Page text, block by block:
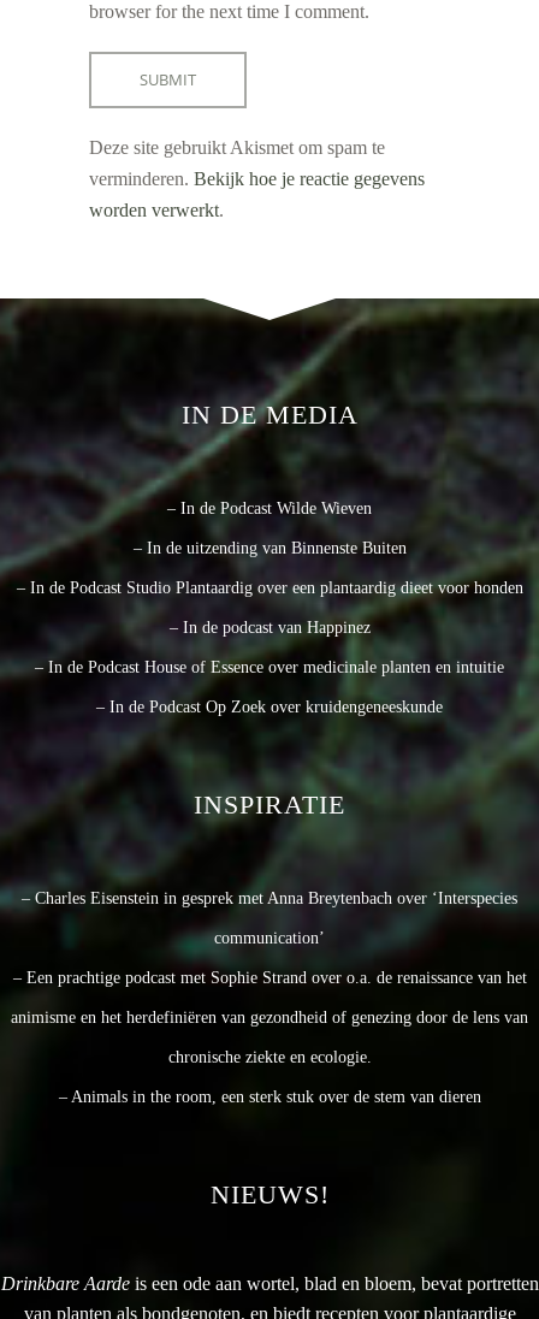
browser for the next time I comment.
Deze site gebruikt Akismet om spam te
verminderen. Bekijk hoe je reactie gegevens
worden verwerkt.
IN DE MEDIA
– In de Podcast Wilde Wieven
– In de uitzending van Binnenste Buiten
– In de Podcast Studio Plantaardig over een plantaardig dieet voor honden
– In de podcast van Happinez
– In de Podcast House of Essence over medicinale planten en intuitie
– In de Podcast Op Zoek over kruidengeneeskunde
INSPIRATIE
– Charles Eisenstein in gesprek met Anna Breytenbach over ‘Interspecies
communication’
– Een prachtige podcast met Sophie Strand over o.a. de renaissance van het
animisme en het herdefiniëren van gezondheid of genezing door de lens van
chronische ziekte en ecologie.
– Animals in the room, een sterk stuk over de stem van dieren
NIEUWS!
Drinkbare Aarde is een ode aan wortel, blad en bloem, bevat portretten
van planten als bondgenoten, en biedt recepten voor plantaardige